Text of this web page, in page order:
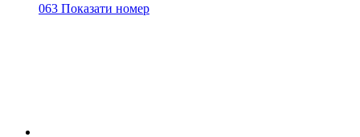
063 Показати номер